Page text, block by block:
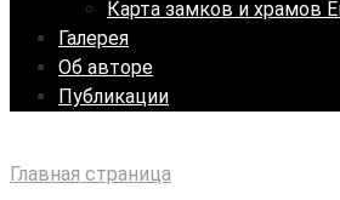
Карта замков и храмов
Галерея
Об авторе
Публикации
Главная страница